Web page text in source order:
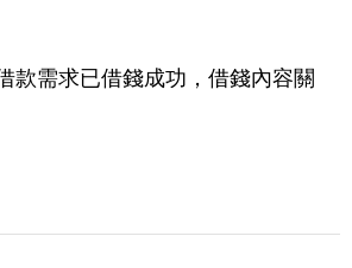
款需求已借錢成功，借錢內容關